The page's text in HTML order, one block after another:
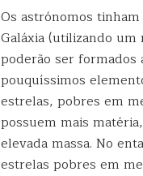
Os astrónomos
Galáxia (utilizando
poderão ser formados
pouquíssimos
estrelas, pobres em
possuem mais
elevada massa. No
estrelas pobres em